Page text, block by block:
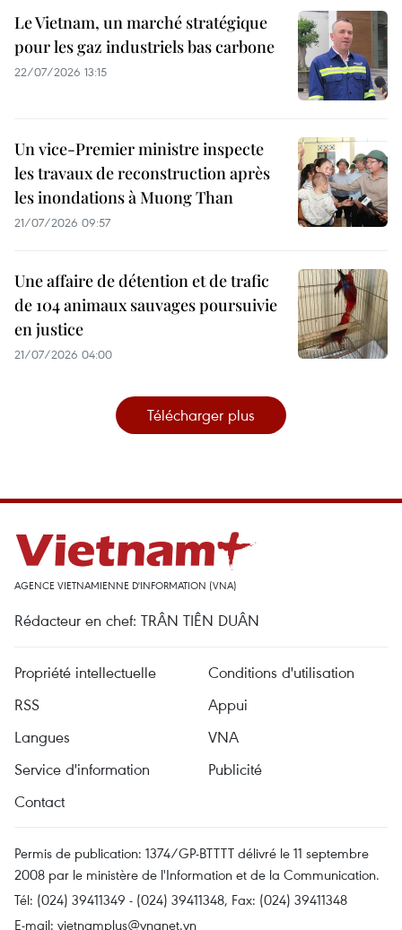
Le Vietnam, un marché stratégique
pour les gaz industriels bas carbone
22/07/2026 13:15
Un vice-Premier ministre inspecte
les travaux de reconstruction après
les inondations à Muong Than
21/07/2026 09:57
Une affaire de détention et de trafic
de 104 animaux sauvages poursuivie
en justice
21/07/2026 04:00
Télécharger plus
AGENCE VIETNAMIENNE D'INFORMATION (VNA)
Rédacteur en chef: TRÂN TIÊN DUÂN
Propriété intellectuelle
Conditions d'utilisation
RSS
Appui
Langues
VNA
Service d'information
Publicité
Contact
Permis de publication: 1374/GP-BTTTT délivré le 11 septembre
2008 par le ministère de l'Information et de la Communication.
Tél: (024) 39411349 - (024) 39411348, Fax: (024) 39411348
E-mail: vietnamplus@vnanet.vn